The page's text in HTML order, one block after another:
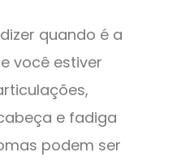
quando é a
você estiver
e fadiga
podem ser